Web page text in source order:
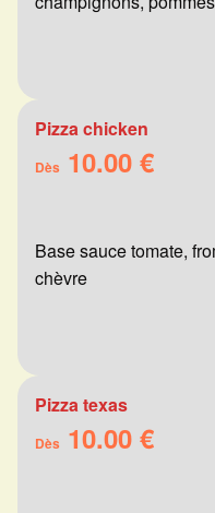
Pizza chicken
Dès 10.00 €
Base sauce tomate,
chèvre
Pizza texas
Dès 10.00 €